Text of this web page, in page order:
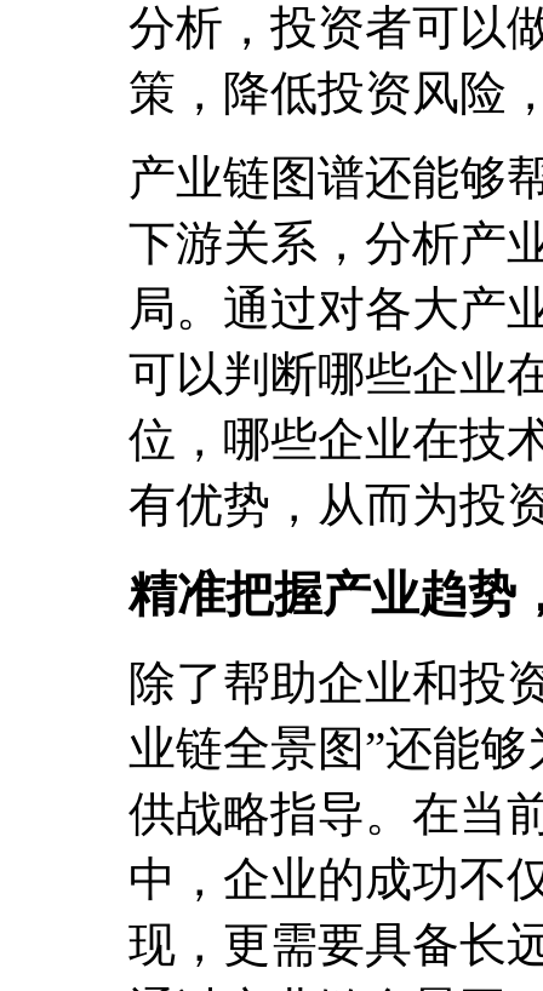
分析，投资者可以
策，降低投资风险
产业链图谱还能够
下游关系，分析产
局。通过对各大产
可以判断哪些企业
位，哪些企业在技
有优势，从而为投
精准把握产业趋势
除了帮助企业和投
业链全景图”还能
供战略指导。在当
中，企业的成功不
现，更需要具备长